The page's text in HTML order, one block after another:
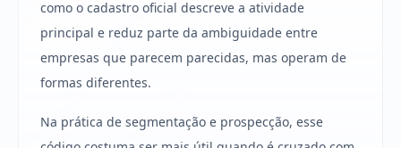
como o cadastro oficial descreve a atividade
principal e reduz parte da ambiguidade entre
empresas que parecem parecidas, mas operam de
formas diferentes.
Na prática de segmentação e prospecção, esse